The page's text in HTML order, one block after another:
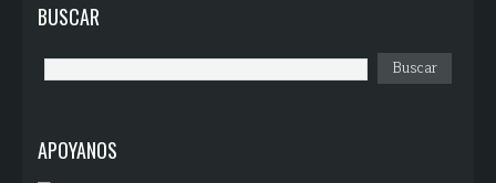
BUSCAR
APOYANOS